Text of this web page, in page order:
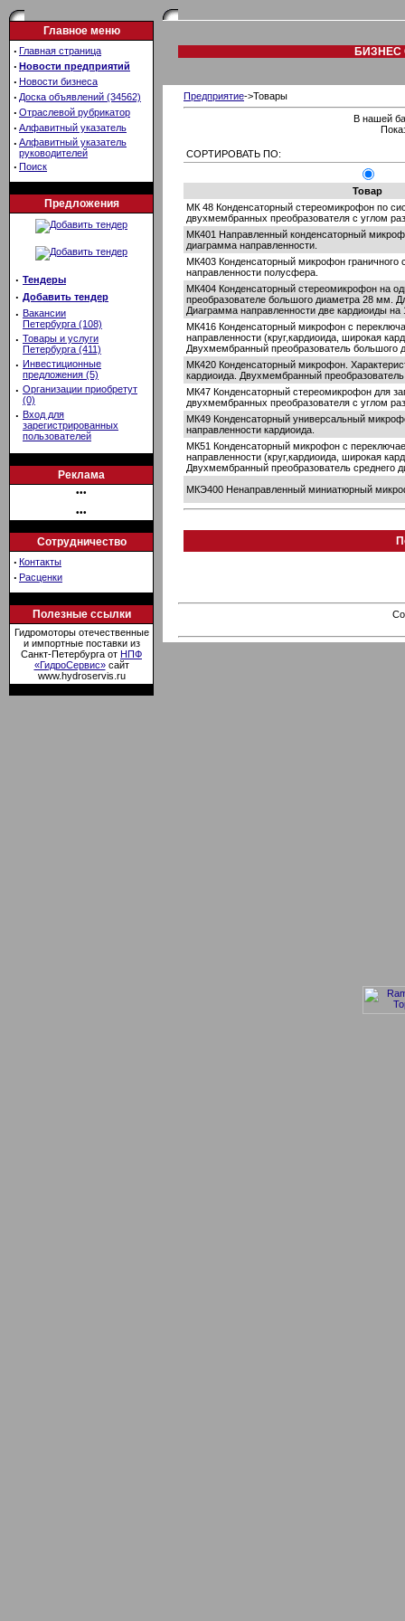
Главное меню
· Главная страница
· Новости предприятий
· Новости бизнеса
· Доска объявлений (34562)
· Отраслевой рубрикатор
· Алфавитный указатель
· Алфавитный указатель
руководителей
· Поиск
Предложения
· Тендеры
· Добавить тендер
· Вакансии
Петербурга (108)
· Товары и услуги
Петербурга (411)
· Инвестиционные
предложения (5)
· Организации приобретут
(0)
· Вход для
зарегистрированных
пользователей
Реклама
•••
•••
Сотрудничество
· Контакты
· Расценки
Полезные ссылки
Гидромоторы отечественные
и импортные поставки из
Санкт-Петербурга от НПФ
«ГидроСервис»сайт
www.hydroservis.ru
БИЗНЕС
Предприятие->Товары
В нашей
СОРТИРОВАТЬ ПО:
Товар
МК 48 Конденсаторный стереомикрофон по
двухмембранных преобразователя с углом
МК401 Направленный конденсаторный
диаграмма направленности.
МК403 Конденсаторный микрофон граничного
направленности полусфера.
МК404 Конденсаторный стереомикрофон на
преобразователе большого диаметра 28 мм.
Диаграмма направленности две кардиоиды на
МК416 Конденсаторный микрофон с
направленности (круг,кардиоида, широкая
Двухмембранный преобразователь большого
МК420 Конденсаторный микрофон.
кардиоида. Двухмембранный
МК47 Конденсаторный стереомикрофон для
двухмембранных преобразователя с углом
МК49 Конденсаторный универсальный
направленности кардиоида.
МК51 Конденсаторный микрофон с
направленности (круг,кардиоида, широкая
Двухмембранный преобразователь среднего
МКЭ400 Ненаправленный миниатюрный